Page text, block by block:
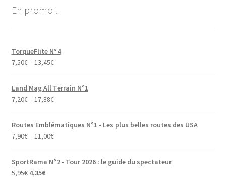
En promo !
TorqueFlite N°4
7,50€– 13,45€
Land Mag All Terrain N°1
7,20€– 17,88€
Routes Emblématiques N°1 - Les plus belles routes des USA
7,90€– 11,00€
SportRama N°2 - Tour 2026 : le guide du spectateur
5,95€ Le
4,35€Le